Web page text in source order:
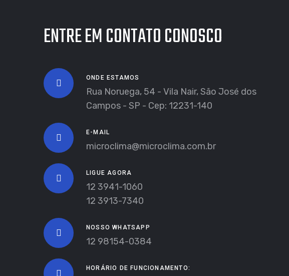
ENTRE EM CONTATO CONOSCO
ONDE ESTAMOS
Rua Noruega, 54 - Vila Nair, São José dos
Campos - SP - Cep: 12231-140
E-MAIL
microclima@microclima.com.br
LIGUE AGORA
12 3941-1060
12 3913-7340
NOSSO WHATSAPP
12 98154-0384
HORÁRIO DE FUNCIONAMENTO: